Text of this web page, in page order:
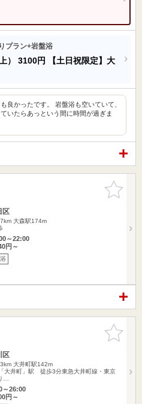
プラン+岩盤浴
） 3100円
【土日祝限定】大
良かったです。 岩盤浴も空いていて、
いたらあっという間に時間が過ぎま
お気に入
りに追加
区
大森駅174m
～22:00
円～
お気に入
りに追加
区
大井町駅142m
大井町」駅 徒歩3分東急大井町線・東京
…
～26:00
円～